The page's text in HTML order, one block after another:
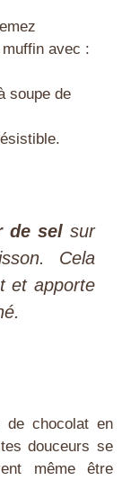
avec :
soupe de
de sel sur
Cela
et apporte
de chocolat en
douceurs se
même être